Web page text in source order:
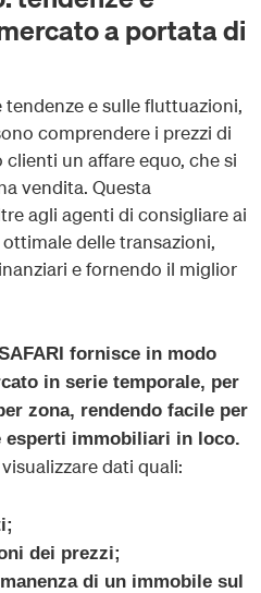
a portata di
e sulle fluttuazioni,
comprendere i prezzi di
un affare equo, che si
vendita. Questa
agli agenti di consigliare ai
delle transazioni,
e fornendo il miglior
fornisce in modo
in serie temporale, per
zona, rendendo facile per
immobiliari in loco.
dati quali:
dei prezzi;
di un immobile sul